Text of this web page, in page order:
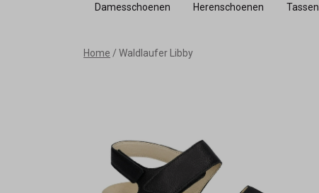
Damesschoenen Herenschoenen Tassen
Waldläufer
Home Waldlaufer Libby